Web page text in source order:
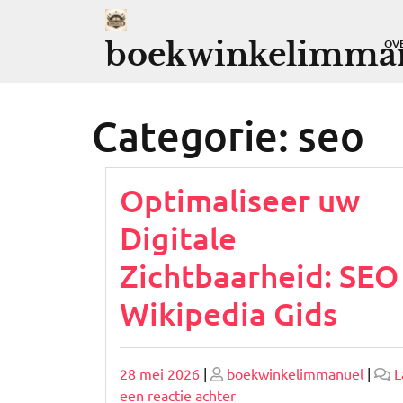
Categorie: seo
Optimaliseer uw
Digitale
Zichtbaarheid: SEO
Wikipedia Gids
Geplaatst
op
28 mei 2026 | Geplaatst
op
boekwinkelimmanuel |
een reactie achterop